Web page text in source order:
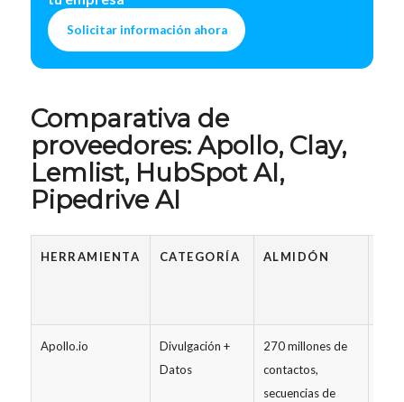
Solicitar información ahora
Comparativa de
proveedores: Apollo, Clay,
Lemlist, HubSpot AI,
Pipedrive AI
HERRAMIENTA CATEGORÍA ALMIDÓN
Apollo.io
Divulgación +
Datos
270 millones de
contactos,
secuencias de